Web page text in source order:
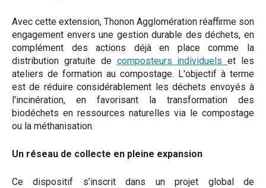
Avec cette extension, Thonon Agglomération réaffirme son
engagement envers une gestion durable des déchets, en
complément des actions déjà en place comme la
distribution gratuite de composteurs individuelset les
ateliers de formation au compostage. L'objectif à terme
est de réduire considérablement les déchets envoyés à
l'incinération, en favorisant la transformation des
biodéchets en ressources naturelles via le compostage
ou la méthanisation.
Un réseau de collecte en pleine expansion
Ce dispositif s’inscrit dans un projet global de